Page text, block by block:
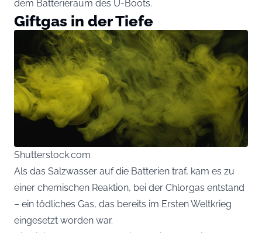
dem Batterieraum des U-Boots.
Giftgas in der Tiefe
Shutterstock.com
Als das Salzwasser auf die Batterien traf, kam es zu
einer chemischen Reaktion, bei der Chlorgas entstand
– ein tödliches Gas, das bereits im Ersten Weltkrieg
eingesetzt worden war.